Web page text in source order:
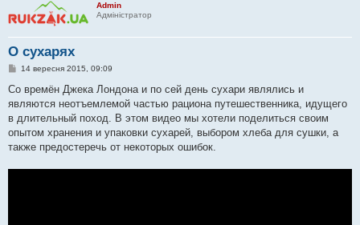
Admin
Адміністратор
О сухарях
П
в
д
о
м
л
е
14 вересня 2015, 09:09
Со времён Джека Лондона и по сей день сухари являлись и
являются неотъемлемой частью рациона путешественника, идущего
в длительный поход. В этом видео мы хотели поделиться своим
опытом хранения и упаковки сухарей, выбором хлеба для сушки, а
также предостеречь от некоторых ошибок.